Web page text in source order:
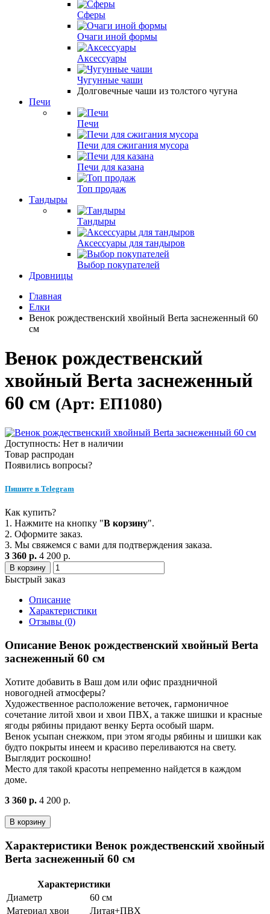
Сферы
Очаги иной формы
Аксессуары
Чугунные чаши
Долговечные чаши из толстого чугуна
Печи
Печи
Печи для сжигания мусора
Печи для казана
Топ продаж
Тандыры
Тандыры
Аксессуары для тандыров
Выбор покупателей
Дровницы
Главная
Елки
Венок рождественский хвойный Berta заснеженный 60
см
Венок рождественский
хвойный Berta заснеженный
60 см (Арт: ЕП1080)
Доступность: Нет в наличии
Товар распродан
Появились вопросы?
Пишите в Telegram
Как купить?
1. Нажмите на кнопку "В корзину".
2. Оформите заказ.
3. Мы свяжемся с вами для подтверждения заказа.
3 360 р. 4 200 р.
В корзину
Быстрый заказ
Описание
Характеристики
Отзывы (0)
Описание Венок рождественский хвойный Berta
заснеженный 60 см
Хотите добавить в Ваш дом или офис праздничной
новогодней атмосферы?
Художественное расположение веточек, гармоничное
сочетание литой хвои и хвои ПВХ, а также шишки и красные
ягоды рябины придают венку Берта особый шарм.
Венок усыпан снежком, при этом ягоды рябины и шишки как
будто покрыты инеем и красиво переливаются на свету.
Выглядит роскошно!
Место для такой красоты непременно найдется в каждом
доме.
3 360 р. 4 200 р.
В корзину
Характеристики Венок рождественский хвойный
Berta заснеженный 60 см
Характеристики
Диаметр
60 см
Материал хвои
Литая+ПВХ